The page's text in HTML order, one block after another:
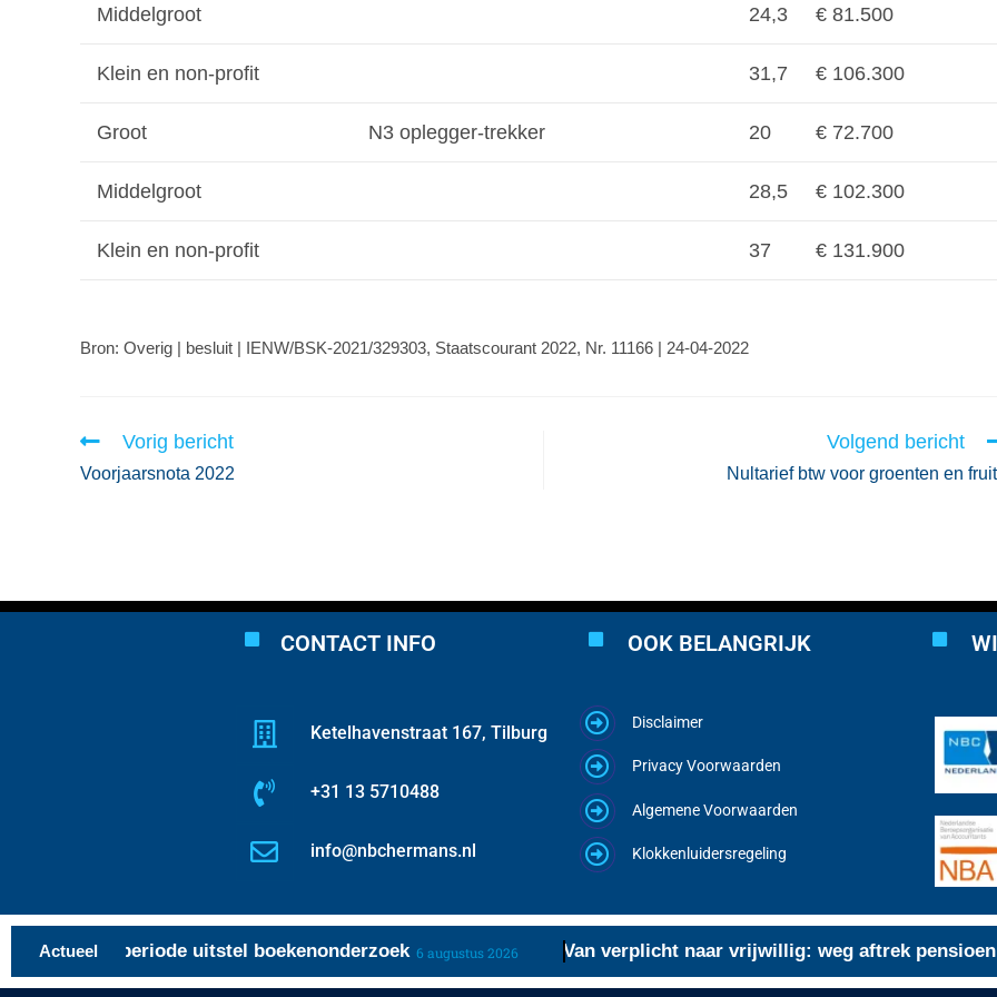
Middelgroot 24,3 € 81.500
Klein en non-profit 31,7 € 106.300
Groot N3 oplegger-trekker 20 € 72.700
Middelgroot 28,5 € 102.300
Klein en non-profit 37 € 131.900
Bron: Overig | besluit | IENW/BSK-2021/329303, Staatscourant 2022, Nr. 11166 | 24-04-2022
Vorig bericht
Voorjaarsnota 2022
Volgend bericht
Nultarief btw voor groenten en
CONTACT INFO
Ketelhavenstraat 167, Tilburg
+31 13 5710488
info@nbchermans.nl
OOK BELANGRIJK
Disclaimer
Privacy Voorwaarden
Algemene Voorwaarden
Klokkenluidersregeling
Actueel
over periode uitstel boekenonderzoek 6 augustus 2026 Van verplicht naar vrijwillig: weg aftrek